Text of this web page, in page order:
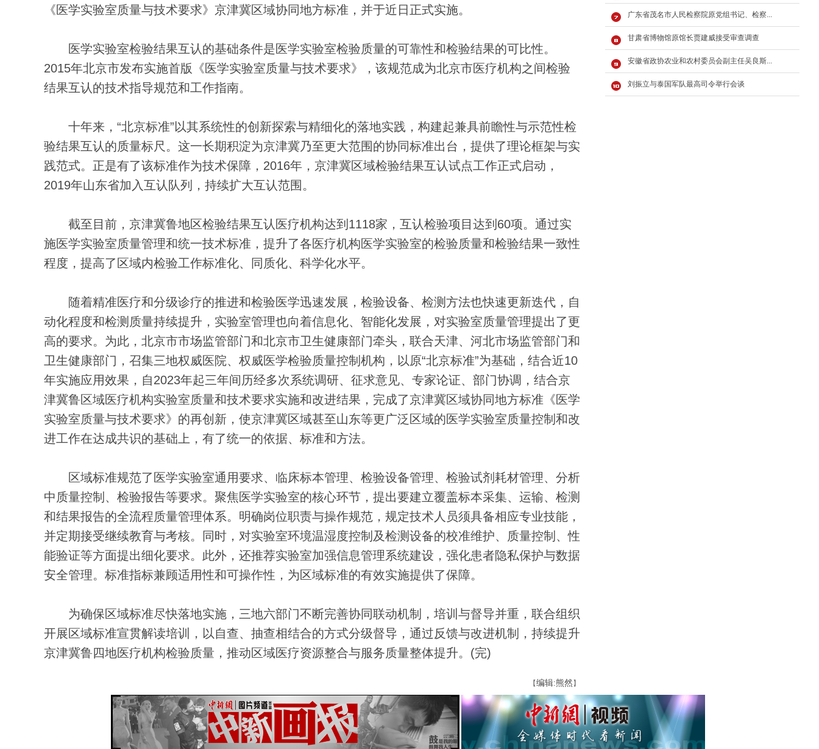
《医学实验室质量与技术要求》京津冀区域协同地方标准，并于近日正式实施。
医学实验室检验结果互认的基础条件是医学实验室检验质量的可靠性和检验结果的可比性。
2015年北京市发布实施首版《医学实验室质量与技术要求》，该规范成为北京市医疗机构之间检验
结果互认的技术指导规范和工作指南。
十年来，“北京标准”以其系统性的创新探索与精细化的落地实践，构建起兼具前瞻性与示范性检
验结果互认的质量标尺。这一长期积淀为京津冀乃至更大范围的协同标准出台，提供了理论框架与实
践范式。正是有了该标准作为技术保障，2016年，京津冀区域检验结果互认试点工作正式启动，
2019年山东省加入互认队列，持续扩大互认范围。
截至目前，京津冀鲁地区检验结果互认医疗机构达到1118家，互认检验项目达到60项。通过实
施医学实验室质量管理和统一技术标准，提升了各医疗机构医学实验室的检验质量和检验结果一致性
程度，提高了区域内检验工作标准化、同质化、科学化水平。
随着精准医疗和分级诊疗的推进和检验医学迅速发展，检验设备、检测方法也快速更新迭代，自
动化程度和检测质量持续提升，实验室管理也向着信息化、智能化发展，对实验室质量管理提出了更
高的要求。为此，北京市市场监管部门和北京市卫生健康部门牵头，联合天津、河北市场监管部门和
卫生健康部门，召集三地权威医院、权威医学检验质量控制机构，以原“北京标准”为基础，结合近10
年实施应用效果，自2023年起三年间历经多次系统调研、征求意见、专家论证、部门协调，结合京
津冀鲁区域医疗机构实验室质量和技术要求实施和改进结果，完成了京津冀区域协同地方标准《医学
实验室质量与技术要求》的再创新，使京津冀区域甚至山东等更广泛区域的医学实验室质量控制和改
进工作在达成共识的基础上，有了统一的依据、标准和方法。
区域标准规范了医学实验室通用要求、临床标本管理、检验设备管理、检验试剂耗材管理、分析
中质量控制、检验报告等要求。聚焦医学实验室的核心环节，提出要建立覆盖标本采集、运输、检测
和结果报告的全流程质量管理体系。明确岗位职责与操作规范，规定技术人员须具备相应专业技能，
并定期接受继续教育与考核。同时，对实验室环境温湿度控制及检测设备的校准维护、质量控制、性
能验证等方面提出细化要求。此外，还推荐实验室加强信息管理系统建设，强化患者隐私保护与数据
安全管理。标准指标兼顾适用性和可操作性，为区域标准的有效实施提供了保障。
为确保区域标准尽快落地实施，三地六部门不断完善协同联动机制，培训与督导并重，联合组织
开展区域标准宣贯解读培训，以自查、抽查相结合的方式分级督导，通过反馈与改进机制，持续提升
京津冀鲁四地医疗机构检验质量，推动区域医疗资源整合与服务质量整体提升。(完)
【编辑:熊然 】
广东省茂名市人民检察院原党组书记、检察...
甘肃省博物馆原馆长贾建威接受审查调查
安徽省政协农业和农村委员会副主任吴良斯...
刘振立与泰国军队最高司令举行会谈